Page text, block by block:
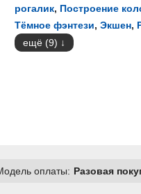
рогалик, Построение
Тёмное фэнтези, Экшен,
ещё (9)
оплаты: Разовая